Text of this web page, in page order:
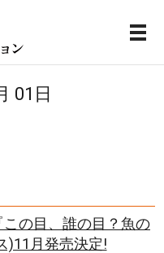
メ
01日
この目、誰の目？魚の
)11月発売決定!